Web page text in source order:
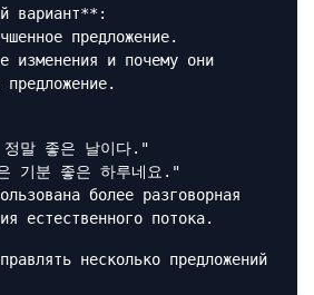
вариант**:
предложение.
изменения и почему они
предложение.
말 좋은 날이다."
기분 좋은 하루네요."
более разговорная
естественного потока.
несколько предложений